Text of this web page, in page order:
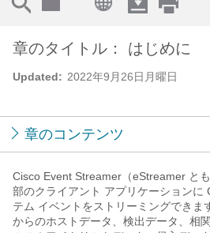
Updated: 2022年9月26日月曜日
章のタイトル： はじめに
章のコンテンツ
Cisco Event Streamer（eStreamer と
部のクライアント アプリケーションに
テム イベントをストリーミングでき
からのホストデータ、検出データ、相